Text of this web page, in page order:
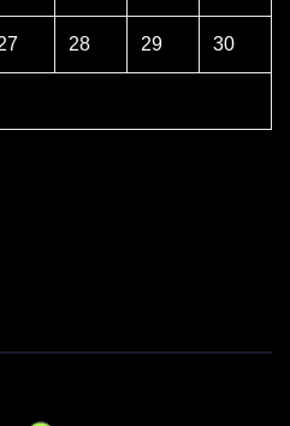
28 29 30